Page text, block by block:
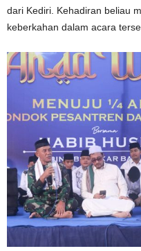
dari Kediri. Kehadiran beliau
keberkahan dalam acara